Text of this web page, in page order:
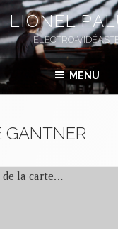
LIONEL
ELECTRO-
MENU
GANTNER
de la carte…